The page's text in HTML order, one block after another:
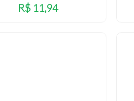
R$ 11,94